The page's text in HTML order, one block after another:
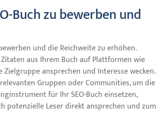
Buch zu bewerben und
und die Reichweite zu erhöhen.
aus Ihrem Buch auf Plattformen wie
ansprechen und Interesse wecken.
Gruppen oder Communities, um die
für Ihr SEO-Buch einsetzen,
potenzielle Leser direkt ansprechen und zum